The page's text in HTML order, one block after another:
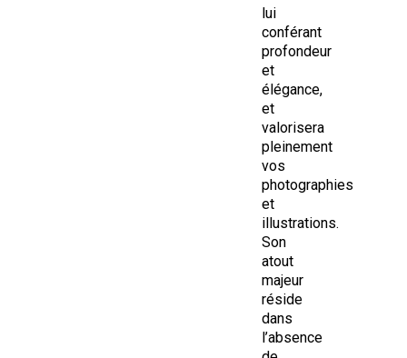
lui
conférant
profondeur
et
élégance,
et
valorisera
pleinement
vos
photographies
et
illustrations.
Son
atout
majeur
réside
dans
l’absence